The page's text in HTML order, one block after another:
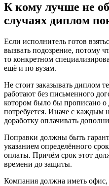
К кому лучше не
случаях диплом
Если исполнитель готов
вызвать подозрение, потому
то конкретном
ещё и по вузам.
Не стоит заказывать диплом
работают без письменного
котором было бы прописано о
потребуется. Иначе с каждым
доработку оплачивать
Поправки должны быть
указанием определённого
оплаты. Причём срок этот
времени до защиты.
Компания должна иметь офис,